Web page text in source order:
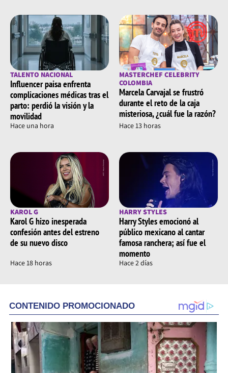
TALENTO NACIONAL
Influencer paisa enfrenta
complicaciones médicas tras el
parto: perdió la visión y la
movilidad
Hace una hora
MASTERCHEF CELEBRITY
COLOMBIA
Marcela Carvajal se frustró
durante el reto de la caja
misteriosa, ¿cuál fue la razón?
Hace 13 horas
KAROL G
Karol G hizo inesperada
confesión antes del estreno
de su nuevo disco
Hace 18 horas
HARRY STYLES
Harry Styles emocionó al
público mexicano al cantar
famosa ranchera; así fue el
momento
Hace 2 días